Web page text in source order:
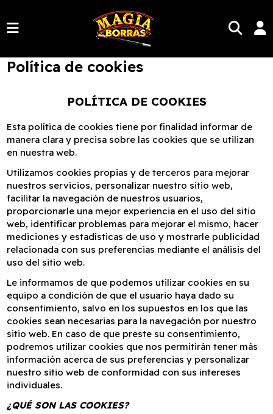
Política de cookies
POLÍTICA DE COOKIES
Esta política de cookies tiene por finalidad informar de
manera clara y precisa sobre las cookies que se utilizan
en nuestra web.
Utilizamos cookies propias y de terceros para mejorar
nuestros servicios, personalizar nuestro sitio web,
facilitar la navegación de nuestros usuarios,
proporcionarle una mejor experiencia en el uso del sitio
web, identificar problemas para mejorar el mismo, hacer
mediciones y estadísticas de uso y mostrarle publicidad
relacionada con sus preferencias mediante el análisis del
uso del sitio web.
Le informamos de que podemos utilizar cookies en su
equipo a condición de que el usuario haya dado su
consentimiento, salvo en los supuestos en los que las
cookies sean necesarias para la navegación por nuestro
sitio web. En caso de que preste su consentimiento,
podremos utilizar cookies que nos permitirán tener más
información acerca de sus preferencias y personalizar
nuestro sitio web de conformidad con sus intereses
individuales.
¿QUÉ SON LAS COOKIES?